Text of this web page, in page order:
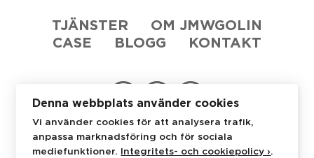
TJÄNSTER
OM JMWGOLIN
CASE
BLOGG KONTAKT
JMWGolin Stureplan 4C
114 35 Stockholm
Denna webbplats använder cookies
Vi använder cookies för att analysera trafik,
anpassa marknadsföring och för sociala
mediefunktioner.
Integritets- och cookiepolicy ›.